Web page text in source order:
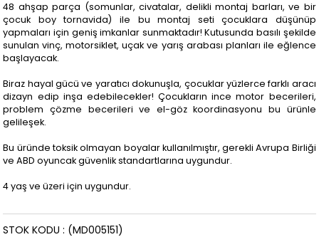
48 ahşap parça (somunlar, civatalar, delikli montaj barları, ve bir
çocuk boy tornavida) ile bu montaj seti çocuklara düşünüp
yapmaları için geniş imkanlar sunmaktadır! Kutusunda basılı şekilde
sunulan vinç, motorsiklet, uçak ve yarış arabası planları ile eğlence
başlayacak.
Biraz hayal gücü ve yaratıcı dokunuşla, çocuklar yüzlerce farklı aracı
dizayn edip inşa edebilecekler! Çocukların ince motor becerileri,
problem çözme becerileri ve el-göz koordinasyonu bu ürünle
gelileşek.
Bu üründe toksik olmayan boyalar kullanılmıştır, gerekli Avrupa Birliği
ve ABD oyuncak güvenlik standartlarına uygundur.
4 yaş ve üzeri için uygundur.
(MD005151)
STOK KODU